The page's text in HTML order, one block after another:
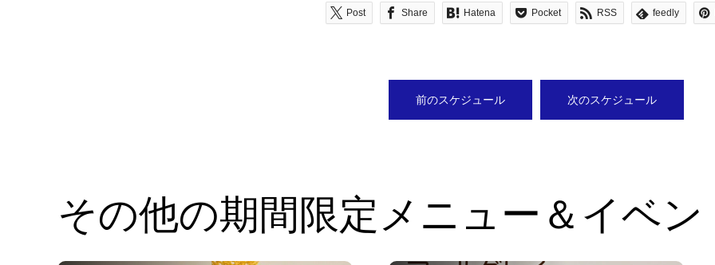
Post Share Hatena Pocket RSS feedly
前のスケジュール 次のスケジュール
その他の期間限定メニュー＆イベン